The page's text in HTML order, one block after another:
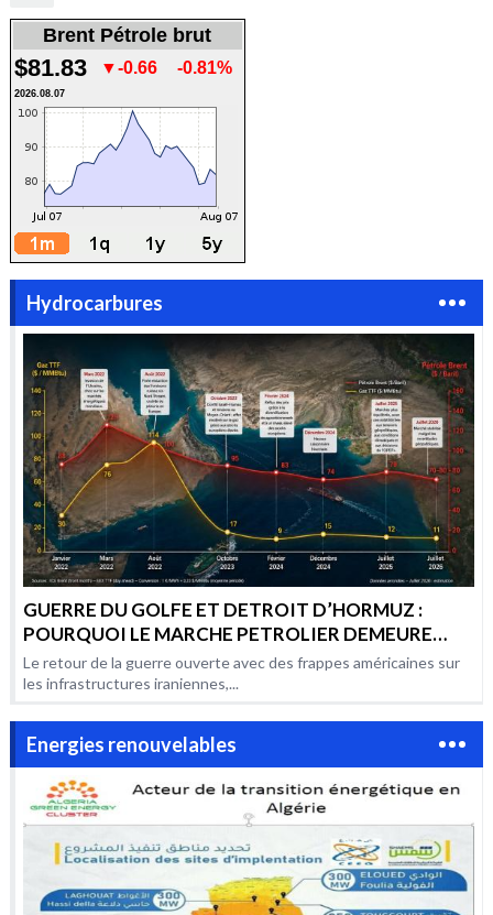
Brent Pétrole brut
$81.83 ▼-0.66 -0.81%
2026.08.07
Hydrocarbures
GUERRE DU GOLFE ET DETROIT D’HORMUZ :
POURQUOI LE MARCHE PETROLIER DEMEURE
AUSSI VOLATILE PAR RAPPORT AUX CONFLITS
PRECEDENTS ?
Le retour de la guerre ouverte avec des frappes américaines sur
les infrastructures iraniennes,...
Energies renouvelables